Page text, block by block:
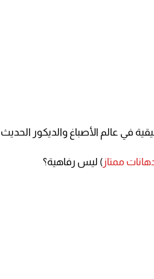
في عالم الأصباغ والديكور الحديث
ممتاز ) ليس رفاهية؟